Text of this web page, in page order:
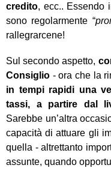
credito, ecc.. Essendo
sono regolarmente “
rallegrarcene!
Sul secondo aspetto,
Consiglio - ora che la
in tempi rapidi una
tassi, a partire dal
Sarebbe un’altra
capacità di attuare gli
quella - altrettanto
assunte, quando